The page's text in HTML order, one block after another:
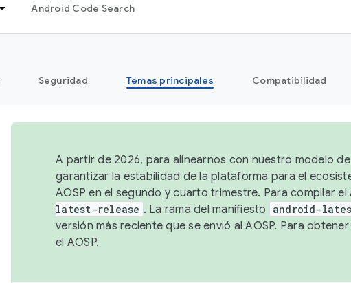
Android Code Search
Seguridad Temas principales Compatibilidad
A partir de 2026, para alinearnos con nuestro modelo
garantizar la estabilidad de la plataforma para el
AOSP en el segundo y cuarto trimestre. Para compilar el
latest-release . La rama del manifiesto android-
versión más reciente que se envió al AOSP. Para
el AOSP.